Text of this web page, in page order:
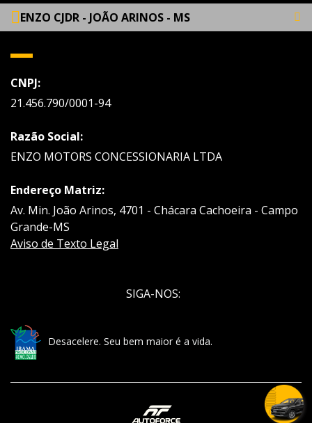
ENZO CJDR - JOÃO ARINOS - MS
CNPJ:
21.456.790/0001-94
Razão Social:
ENZO MOTORS CONCESSIONARIA LTDA
Endereço Matriz:
Av. Min. João Arinos, 4701 - Chácara Cachoeira - Campo
Grande-MS
Aviso de Texto Legal
SIGA-NOS:
Desacelere. Seu bem maior é a vida.